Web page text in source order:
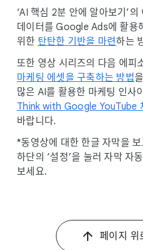
AI는 캠페인을 움
자사 데이터는 엔
같습니다. 따라서
올바른 방향으로
00:51
자사 데이터는
활용해 비즈니스
데이터는 AI가 브
찾고 맞춤형 광고
활용해 잠재 고객
효과적인 광고 전
e
‘AI 핵심 2분 안에 알아보기’
데이터를 Google Ads에 활용
위한 탄탄한 기반을 마련하는
또한 영상 시리즈의 다음 에피
마케팅 에셋을 구축하는 방법
많은 AI를 활용한 마케팅 인사
Think with Google YouTube
바랍니다.
*동영상에 대한 한글 자막을
하단의 ‘설정’을 눌러 자막 자
보세요.
페이지 위